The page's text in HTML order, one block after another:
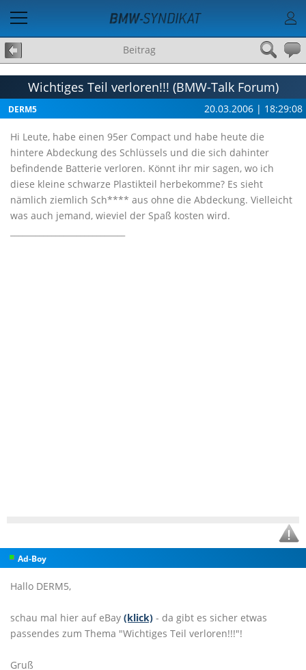
Beitrag
Wichtiges Teil verloren!!! (BMW-Talk Forum)
DERM5 20.03.2006 | 18:29:08
Hi Leute, habe einen 95er Compact und habe heute die
hintere Abdeckung des Schlüssels und die sich dahinter
befindende Batterie verloren. Könnt ihr mir sagen, wo ich
diese kleine schwarze Plastikteil herbekomme? Es sieht
nämlich ziemlich Sch**** aus ohne die Abdeckung. Vielleicht
was auch jemand, wieviel der Spaß kosten wird.
Ad-Boy
Hallo DERM5,
schau mal hier auf eBay (klick) - da gibt es sicher etwas
passendes zum Thema "Wichtiges Teil verloren!!!"!
Gruß